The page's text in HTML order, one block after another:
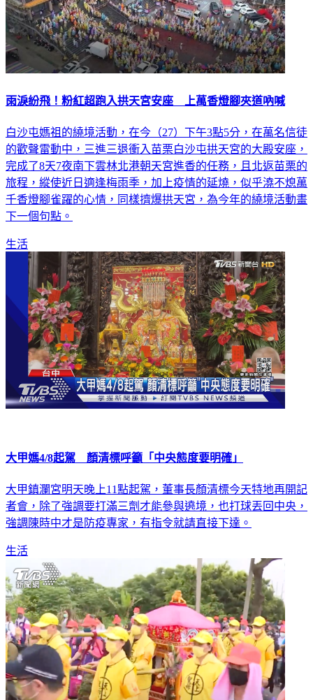
雨淚紛飛！粉紅超跑入拱天宮安座 上萬香燈腳夾道吶喊
白沙屯媽祖的繞境活動，在今（27）下午3點5分，在萬名信徒
的歡聲雷動中，三進三退衝入苗栗白沙屯拱天宮的大殿安座，
完成了8天7夜南下雲林北港朝天宮進香的任務，且北返苗栗的
旅程，縱使近日適逢梅雨季，加上疫情的延燒，似乎澆不熄萬
千香燈腳雀躍的心情，同樣擠爆拱天宮，為今年的繞境活動畫
下一個句點。
生活
大甲媽4/8起駕 顏清標呼籲「中央態度要明確」
大甲鎮瀾宮明天晚上11點起駕，董事長顏清標今天特地再開記
者會，除了強調要打滿三劑才能參與遶境，也打球丟回中央，
強調陳時中才是防疫專家，有指令就請直接下達。
生活